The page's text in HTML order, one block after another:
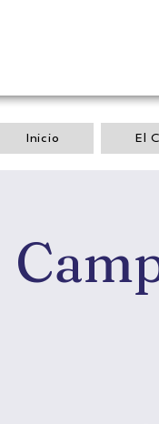
Inicio El